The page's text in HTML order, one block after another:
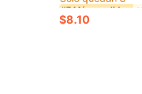
#7 Más vendidos
Solo quedan 8
#7 Más vendidos
Solo quedan 8
#7 Más vendidos
$8.10